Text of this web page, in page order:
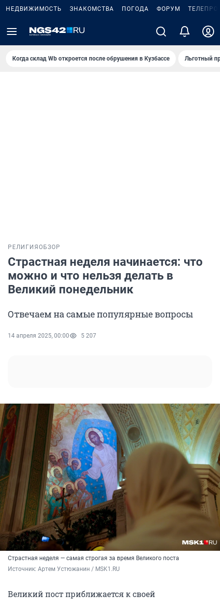
НЕДВИЖИМОСТЬ ЗНАКОМСТВА ПОГОДА ФОРУМ
Когда склад Wb откроется после обрушения в Кузбассе Льготный
РЕЛИГИЯ ОБЗОР
Страстная неделя начинается: что
можно и что нельзя делать в
Великий понедельник
Отвечаем на самые популярные вопросы
14 апреля 2025, 00:00 5 207
Страстная неделя — самая строгая за время Великого поста
Источник: Артем Устюжанин / MSK1.RU
Великий пост приближается к своей